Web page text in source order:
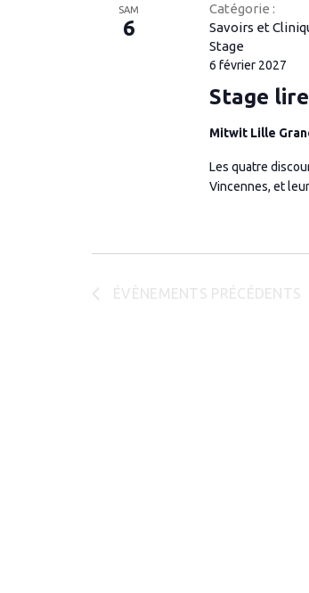
SAM
6
Stage
Catégorie :
Savoirs et
Stage
6 février 2027
Mitwit Lille
Les quatre
Vincennes, et
ÉVÈNEMENTS PRÉCÉDENTS